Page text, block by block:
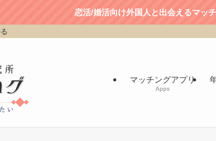
恋活/婚活向け外国人と出会えるマッ
マッチングアプリ
Apps